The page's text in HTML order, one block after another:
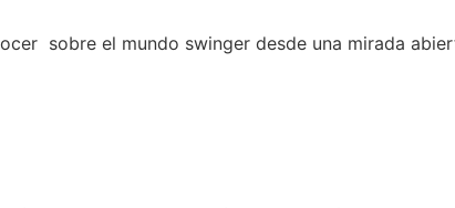
sobre el mundo swinger desde una mirada